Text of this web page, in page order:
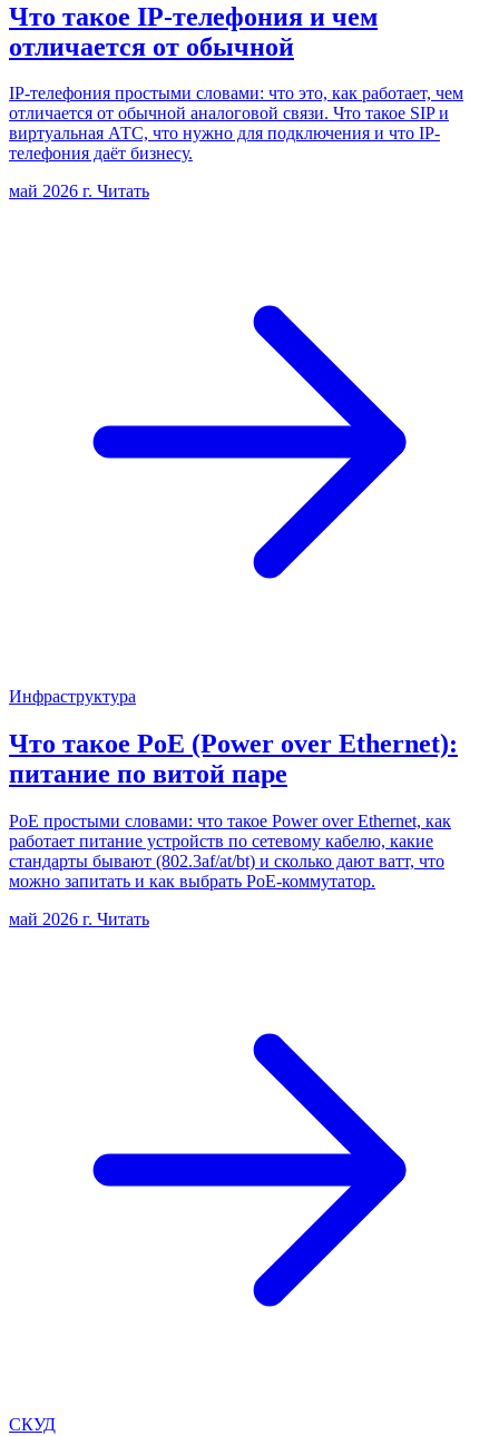
Что такое IP-телефония и чем
отличается от обычной
IP-телефония простыми словами: что это, как работает, чем
отличается от обычной аналоговой связи. Что такое SIP и
виртуальная АТС, что нужно для подключения и что IP-
телефония даёт бизнесу.
май 2026 г. Читать
Инфраструктура
Что такое PoE (Power over Ethernet):
питание по витой паре
PoE простыми словами: что такое Power over Ethernet, как
работает питание устройств по сетевому кабелю, какие
стандарты бывают (802.3af/at/bt) и сколько дают ватт, что
можно запитать и как выбрать PoE-коммутатор.
май 2026 г. Читать
СКУД